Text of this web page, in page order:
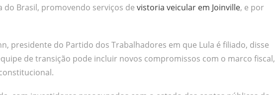
Brasil, promovendo serviços de vistoria veicular em Joinville, e por
presidente do Partido dos Trabalhadores em que Lula é filiado, disse
de transição pode incluir novos compromissos com o marco fiscal,